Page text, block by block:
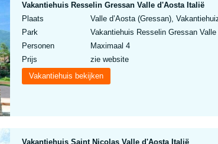
Vakantiehuis Resselin Gressan Valle d'Aosta Italië
Plaats
Valle d’Aosta (Gressan),
Park
Vakantiehuis Resselin Gressan
Personen
Maximaal 4
Prijs
zie website
Vakantiehuis bekijken
Vakantiehuis Saint Nicolas Valle d'Aosta Italië